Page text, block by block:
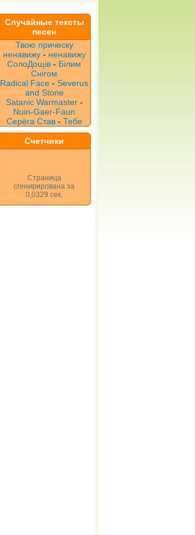
Случайные тексты
песен
Твою прическу
ненавижу- ненавижу
СолоДощів - Білим
Снігом
Radical Face - Severus
and Stone
Satanic Warmaster-
Nuin-Gaer-Faun
Серёга Став- Тебе
Счетчики
Страница
сгенирирована за
0,0329 сек.